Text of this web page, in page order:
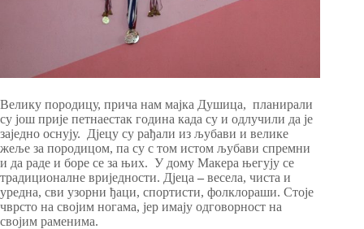
Велику породицу, прича нам мајка Душица, планирали
су још прије петнаестак година када су и одлучили да је
заједно оснују. Дјецу су рађали из љубави и велике
жеље за породицом, па су с том истом љубави спремни
и да раде и боре се за њих. У дому Макера његују се
традиционалне вриједности. Дјеца – весела, чиста и
уредна, сви узорни ђаци, спортисти, фолклораши. Стоје
чврсто на својим ногама, јер имају одговорност на
својим раменима.